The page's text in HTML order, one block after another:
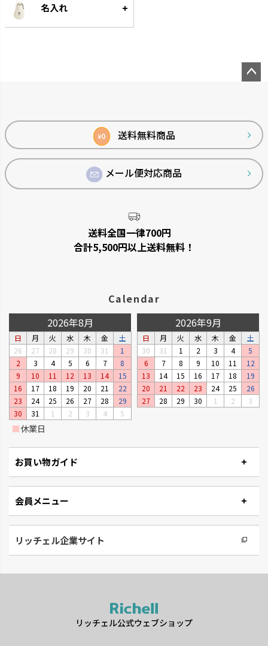
名入れ
¥0 送料無料商品
メール便対応商品
送料全国一律700円
合計5,500円以上送料無料！
Calendar
2026年8月
日 月 火 水 木 金
土
26
27 28 29 30 31
1
2
3 4 5 6 7
8
9
10 11 12 13 14
15
16
17 18 19 20 21
22
23
24 25 26 27 28
29
30
31 1 2 3 4 5
2026年9月
日 月 火 水 木 金
土
30
31 1 2 3 4
5
6
7 8 9 10 11
12
13
14 15 16 17 18
19
20
21 22 23 24 25
26
27
28 29 30 1 2 3
■休業日
お買い物ガイド
会員メニュー
リッチェル企業サイト
リッチェル公式ウェブショップ
ップ
へ